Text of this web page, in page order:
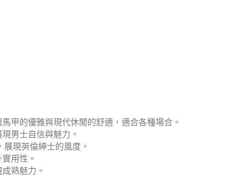
甲的優雅與現代休閒的舒適，適合各種場合。
男士自信與魅力。
現英倫紳士的風度。
用性。
熟魅力。